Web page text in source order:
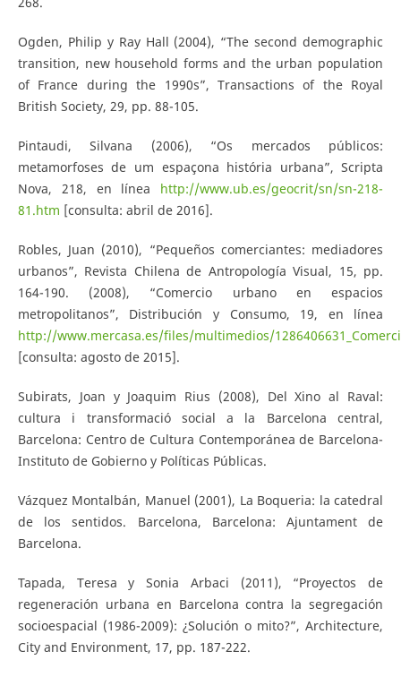
Ogden, Philip y Ray Hall (2004), “The second demographic
transition, new household forms and the urban population
of France during the 1990s”, Transactions of the Royal
British Society, 29, pp. 88-105.
Pintaudi, Silvana (2006), “Os mercados públicos:
metamorfoses de um espaçona história urbana”, Scripta
Nova, 218, en línea http://www.ub.es/geocrit/sn/sn-218-
81.htm [consulta: abril de 2016].
Robles, Juan (2010), “Pequeños comerciantes: mediadores
urbanos”, Revista Chilena de Antropología Visual, 15, pp.
164-190. (2008), “Comercio urbano en espacios
metropolitanos”, Distribución y Consumo, 19, en línea
http://www.mercasa.es/files/multimedios/
[consulta: agosto de 2015].
Subirats, Joan y Joaquim Rius (2008), Del Xino al Raval:
cultura i transformació social a la Barcelona central,
Barcelona: Centro de Cultura Contemporánea de Barcelona-
Instituto de Gobierno y Políticas Públicas.
Vázquez Montalbán, Manuel (2001), La Boqueria: la catedral
de los sentidos. Barcelona, Barcelona: Ajuntament de
Barcelona.
Tapada, Teresa y Sonia Arbaci (2011), “Proyectos de
regeneración urbana en Barcelona contra la segregación
socioespacial (1986-2009): ¿Solución o mito?”, Architecture,
City and Environment, 17, pp. 187-222.